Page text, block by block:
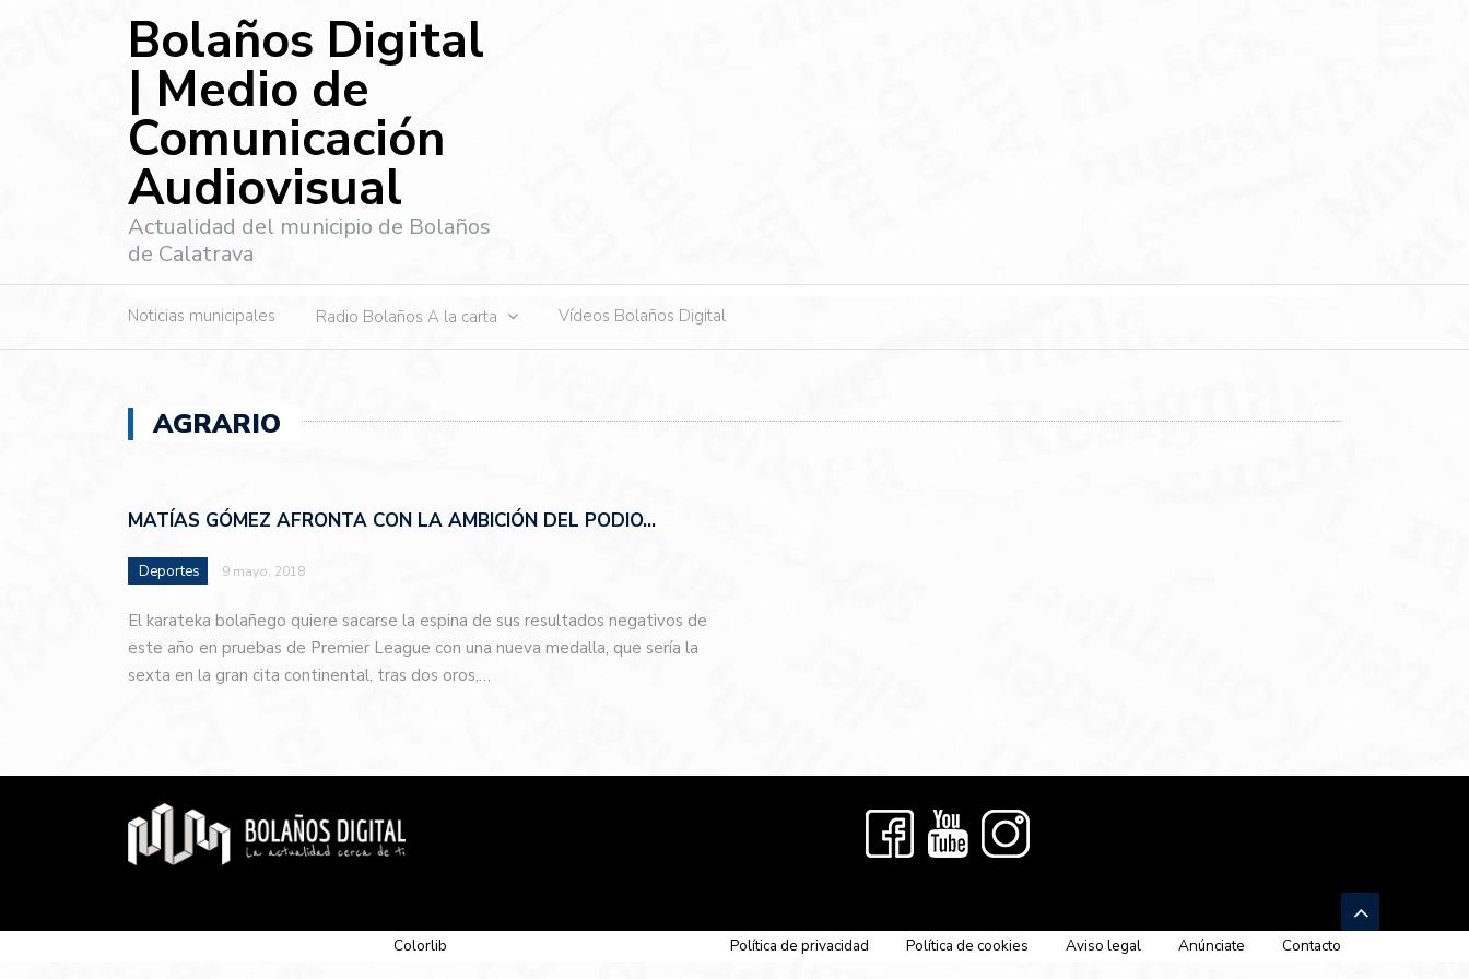
Bolaños Digital
| Medio de
Comunicación
Audiovisual
Actualidad del municipio de Bolaños
de Calatrava
Noticias municipales Radio Bolaños A la carta Vídeos Bolaños Digital
AGRARIO
MATÍAS GÓMEZ AFRONTA CON LA AMBICIÓN DEL PODIO…
Deportes 9 mayo, 2018
El karateka bolañego quiere sacarse la espina de sus resultados negativos de
este año en pruebas de Premier League con una nueva medalla, que sería la
sexta en la gran cita continental, tras dos oros,…
Colorlib Política de privacidad Política de cookies Aviso legal Anúnciate Contacto